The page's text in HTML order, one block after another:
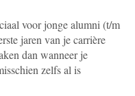
voor jonge alumni (t/m
jaren van je carrière
dan wanneer je
zelfs al is